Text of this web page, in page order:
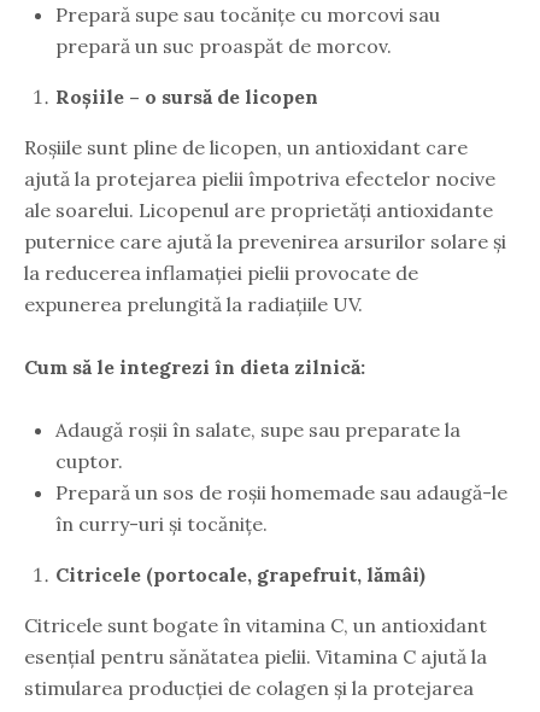
Prepară supe sau tocănițe cu morcovi sau
prepară un suc proaspăt de morcov.
Roșiile – o sursă de licopen
Roșiile sunt pline de licopen, un antioxidant care
ajută la protejarea pielii împotriva efectelor nocive
ale soarelui. Licopenul are proprietăți antioxidante
puternice care ajută la prevenirea arsurilor solare și
la reducerea inflamației pielii provocate de
expunerea prelungită la radiațiile UV.
Cum să le integrezi în dieta zilnică:
Adaugă roșii în salate, supe sau preparate la
cuptor.
Prepară un sos de roșii homemade sau adaugă-le
în curry-uri și tocănițe.
Citricele (portocale, grapefruit, lămâi)
Citricele sunt bogate în vitamina C, un antioxidant
esențial pentru sănătatea pielii. Vitamina C ajută la
stimularea producției de colagen și la protejarea